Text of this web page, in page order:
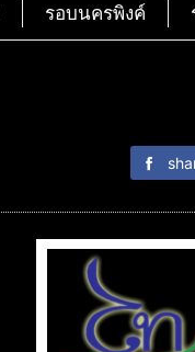
รอบนครพิงค์